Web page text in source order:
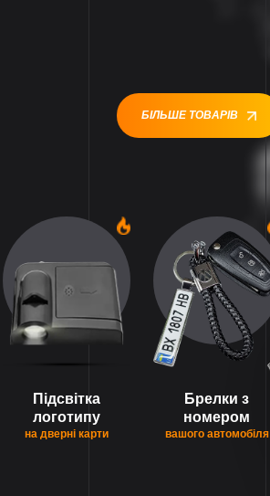
БІЛЬШЕ ТОВАРІВ
Підсвітка
логотипу
на дверні карти
Брелки з
номером
вашого автомобіля